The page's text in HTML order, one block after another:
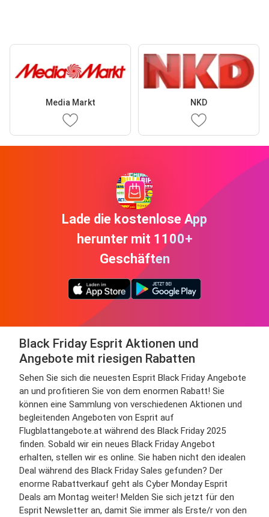
Media Markt NKD
Lade die kostenlose App
herunter mit 1100+
Geschäften
Black Friday Esprit Aktionen und
Angebote mit riesigen Rabatten
Sehen Sie sich die neuesten Esprit Black Friday Angebote
an und profitieren Sie von dem enormen Rabatt! Sie
können eine Sammlung von verschiedenen Aktionen und
begleitenden Angeboten von Esprit auf
Flugblattangebote.at während des Black Friday 2025
finden. Sobald wir ein neues Black Friday Angebot
erhalten, stellen wir es online. Sie haben nicht den idealen
Deal während des Black Friday Sales gefunden? Der
enorme Rabattverkauf geht als Cyber Monday Esprit
Deals am Montag weiter! Melden Sie sich jetzt für den
Esprit Newsletter an, damit Sie immer als Erste/r von den